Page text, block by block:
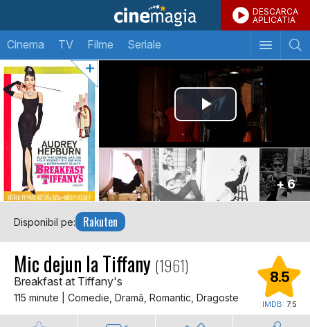
DESCARCA
APLICATIA
Cinema TV Filme Seriale
+ 6
Disponibil pe: Rakuten
Mic dejun la Tiffany (1961)
Breakfast at Tiffany's
115 minute | Comedie, Dramă, Romantic, Dragoste
8.5
IMDB: 7.5